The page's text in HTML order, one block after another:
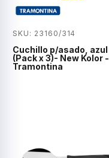
SKU: 23160/314
Cuchillo p/asado, azul
(Pack x 3)- New Kolor -
Tramontina